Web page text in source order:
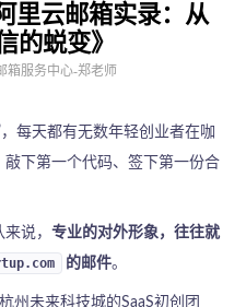
邮 收费标准
里云邮箱实录：从
的蜕变》
箱服务中心-郑老师
每天都有无数年轻创业者在咖
下第一个代码、签下第一份合
说， 专业的对外形象，往往就
的邮件。
州未来科技城的SaaS初创团